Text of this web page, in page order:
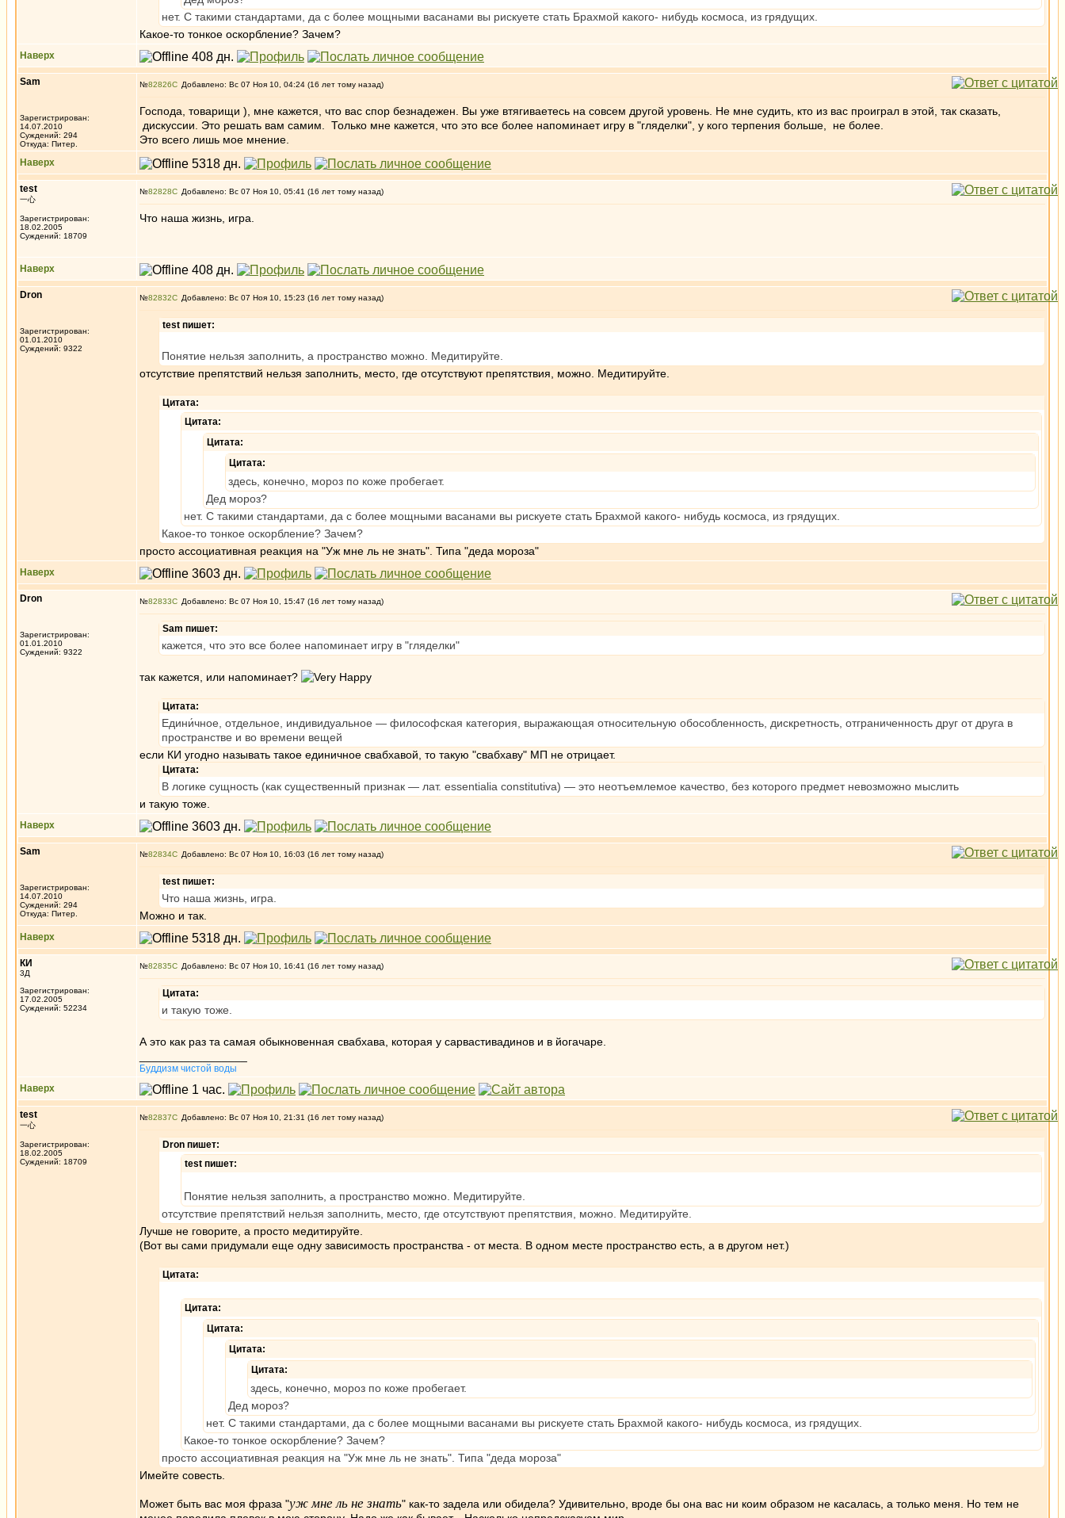
нет. С такими стандартами, да с более мощными васанами вы рискуете стать Брахмой какого- нибудь космоса, из грядущих.
Какое-то тонкое оскорбление? Зачем?
Наверх
Sam
Зарегистрирован:
14.07.2010
Суждений: 294
Откуда: Питер.
№82826 Добавлено: Вс 07 Ноя 10, 04:24 (16 лет тому назад)
Господа, товарищи ), мне кажется, что вас спор безнадежен. Вы уже втягиваетесь на совсем другой уровень. Не мне судить, кто из вас проиграл в этой, так сказать,
дискуссии. Это решать вам самим. Только мне кажется, что это все более напоминает игру в "гляделки", у кого терпения больше, не более.
Это всего лишь мое мнение.
Наверх
test
一心
Зарегистрирован:
18.02.2005
Суждений: 18709
№82828 Добавлено: Вс 07 Ноя 10, 05:41 (16 лет тому назад)
Что наша жизнь, игра.
Наверх
Dron
Зарегистрирован:
01.01.2010
Суждений: 9322
№82832 Добавлено: Вс 07 Ноя 10, 15:23 (16 лет тому назад)
test пишет:
Понятие нельзя заполнить, а пространство можно. Медитируйте.
отсутствие препятствий нельзя заполнить, место, где отсутствуют препятствия, можно. Медитируйте.
Цитата:
Цитата:
Цитата:
Цитата:
здесь, конечно, мороз по коже пробегает.
Дед мороз?
нет. С такими стандартами, да с более мощными васанами вы рискуете стать Брахмой какого- нибудь космоса, из грядущих.
Какое-то тонкое оскорбление? Зачем?
просто ассоциативная реакция на "Уж мне ль не знать". Типа "деда мороза"
Наверх
Dron
Зарегистрирован:
01.01.2010
Суждений: 9322
№82833 Добавлено: Вс 07 Ноя 10, 15:47 (16 лет тому назад)
Sam пишет:
кажется, что это все более напоминает игру в "гляделки"
так кажется, или напоминает?
Цитата:
Едини́чное, отдельное, индивидуальное — философская категория, выражающая относительную обособленность, дискретность, отграниченность друг от друга в
пространстве и во времени вещей
если КИ угодно называть такое единичное свабхавой, то такую "свабхаву" МП не отрицает.
Цитата:
В логике сущность (как существенный признак — лат. essentialia constitutiva) — это неотъемлемое качество, без которого предмет невозможно мыслить
и такую тоже.
Наверх
Sam
Зарегистрирован:
14.07.2010
Суждений: 294
Откуда: Питер.
№82834 Добавлено: Вс 07 Ноя 10, 16:03 (16 лет тому назад)
test пишет:
Что наша жизнь, игра.
Можно и так.
Наверх
КИ
3Д
Зарегистрирован:
17.02.2005
Суждений: 52234
№82835 Добавлено: Вс 07 Ноя 10, 16:41 (16 лет тому назад)
Цитата:
и такую тоже.
А это как раз та самая обыкновенная свабхава, которая у сарвастивадинов и в йогачаре.
Буддизм чистой воды
Наверх
test
一心
Зарегистрирован:
18.02.2005
Суждений: 18709
№82837 Добавлено: Вс 07 Ноя 10, 21:31 (16 лет тому назад)
Dron пишет:
test пишет:
Понятие нельзя заполнить, а пространство можно. Медитируйте.
отсутствие препятствий нельзя заполнить, место, где отсутствуют препятствия, можно. Медитируйте.
Лучше не говорите, а просто медитируйте.
(Вот вы сами придумали еще одну зависимость пространства - от места. В одном месте пространство есть, а в другом нет.)
Цитата:
Цитата:
Цитата:
Цитата:
Цитата:
здесь, конечно, мороз по коже пробегает.
Дед мороз?
нет. С такими стандартами, да с более мощными васанами вы рискуете стать Брахмой какого- нибудь космоса, из грядущих.
Какое-то тонкое оскорбление? Зачем?
просто ассоциативная реакция на "Уж мне ль не знать". Типа "деда мороза"
Имейте совесть.
Может быть вас моя фраза "уж мне ль не знать" как-то задела или обидела? Удивительно, вроде бы она вас ни коим образом не касалась, а только меня. Но тем не